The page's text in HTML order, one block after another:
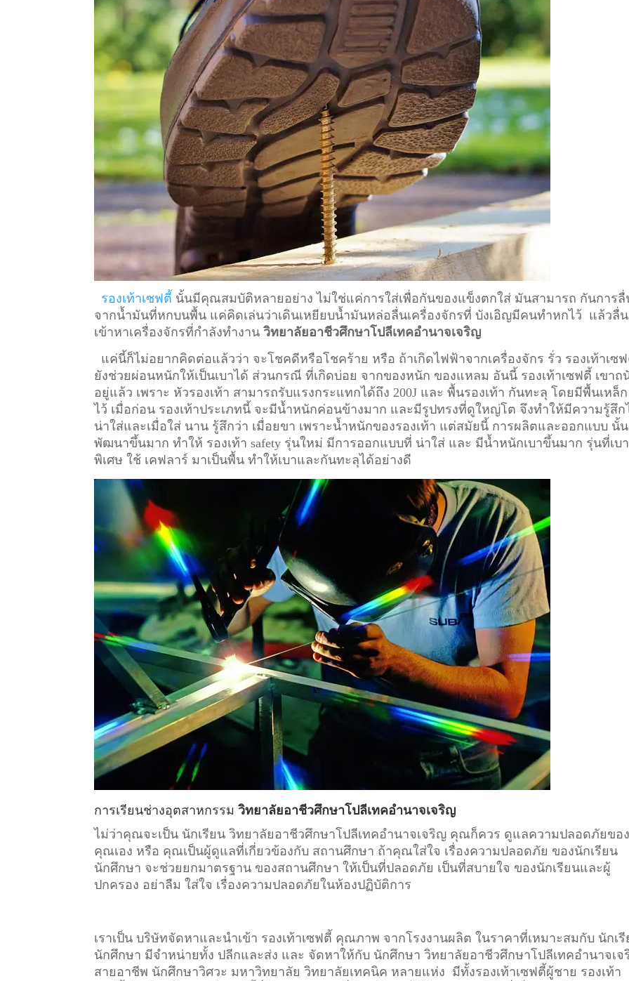
รองเท้าเซฟตี้ นั้นมีคุณสมบัติหลายอย่าง ไม่ใช่แค่การใส่เพื่อกันของแข็งตกใส่ มันสามารถ กันการลื่
จากน้ำมันที่หกบนพื้น แค่คิดเล่นว่าเดินเหยียบน้ำมันหล่อลื่นเครื่องจักรที่ บังเอิญมีคนทำหกไว้ แล้วลื่น
เข้าหาเครื่องจักรที่กำลังทำงานวิทยาลัยอาชีวศึกษาโปลีเทคอำนาจเจริญ
แค่นี้ก็ไม่อยากคิดต่อแล้วว่า จะโชคดีหรือโชคร้าย หรือ ถ้าเกิดไฟฟ้าจากเครื่องจักร รั่ว รองเท้าเซ
ยังช่วยผ่อนหนักให้เป็นเบาได้ ส่วนกรณี ที่เกิดบ่อย จากของหนัก ของแหลม อันนี้ รองเท้าเซฟตี้ เขาถ
อยู่แล้ว เพราะ หัวรองเท้า สามารถรับแรงกระแทกได้ถึง 200J และ พื้นรองเท้า กันทะลุ โดยมีพื้นเหล็
ไว้ เมื่อก่อน รองเท้าประเภทนี้ จะมีน้ำหนักค่อนข้างมาก และมีรูปทรงที่ดูใหญ่โต จึงทำให้มีความรู้สึก
น่าใส่และเมื่อใส่ นาน รู้สึกว่า เมื่อยขา เพราะน้ำหนักของรองเท้า แต่สมัยนี้ การผลิตและออกแบบ นั้น
พัฒนาขึ้นมาก ทำให้ รองเท้า safety รุ่นใหม่ มีการออกแบบที่ น่าใส่ และ มีน้ำหนักเบาขึ้นมาก รุ่นที่เบา
พิเศษ ใช้ เคฟลาร์ มาเป็นพื้น ทำให้เบาและกันทะลุได้อย่างดี
การเรียนช่างอุตสาหกรรม วิทยาลัยอาชีวศึกษาโปลีเทคอำนาจเจริญ
ไม่ว่าคุณจะเป็น นักเรียน วิทยาลัยอาชีวศึกษาโปลีเทคอำนาจเจริญ คุณก็ควร ดูแลความปลอดภัยขอ
คุณเอง หรือ คุณเป็นผู้ดูแลที่เกี่ยวข้องกับ สถานศึกษา ถ้าคุณใส่ใจ เรื่องความปลอดภัย ของนักเรียน
นักศึกษา จะช่วยยกมาตรฐาน ของสถานศึกษา ให้เป็นที่ปลอดภัย เป็นที่สบายใจ ของนักเรียนและผู้
ปกครอง อย่าลืม ใส่ใจ เรื่องความปลอดภัยในห้องปฏิบัติการ
เราเป็น บริษัทจัดหาและนำเข้า รองเท้าเซฟตี้ คุณภาพ จากโรงงานผลิต ในราคาที่เหมาะสมกับ นักเ
นักศึกษา มีจำหน่ายทั้ง ปลีกและส่ง และ จัดหาให้กับ นักศึกษา วิทยาลัยอาชีวศึกษาโปลีเทคอำนาจเ
สายอาชีพ นักศึกษาวิศวะ มหาวิทยาลัย วิทยาลัยเทคนิค หลายแห่ง มีทั้งรองเท้าเซฟตี้ผู้ชาย รองเท้า